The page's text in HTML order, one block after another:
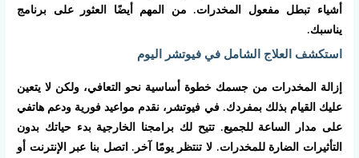
أشياء تبطل مفعول المخدرات. من المهم أيضًا العثور على برنامج
يناسبك.
استكشف العلاج الشامل في فيوتشر اليوم
إزالة المخدرات من جسمك خطوة أساسية نحو التعافي، ولكن لا يتعين
عليك القيام بذلك بمفردك. في فيوتشر، نقدم مواعيد فورية ودعم هاتفي
على مدار الساعة للجميع. تتيح لك برامجنا الخارجية بدء حياتك بدون
التأثيرات الضارة للمخدرات. لا تنتظر يومًا آخر. اتصل بنا عبر الإنترنت أو